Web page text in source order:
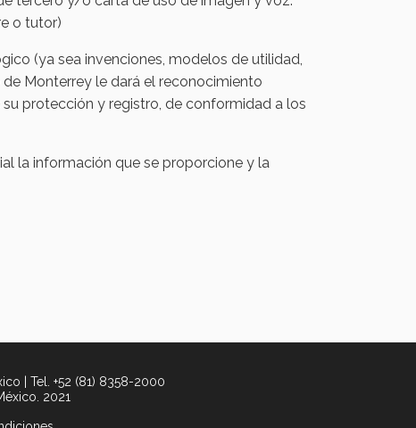
o tutor)
(ya sea invenciones, modelos de utilidad,
Monterrey le dará el reconocimiento
protección y registro, de conformidad a los
la información que se proporcione y la
| Tel. +52 (81) 8358-2000
2021